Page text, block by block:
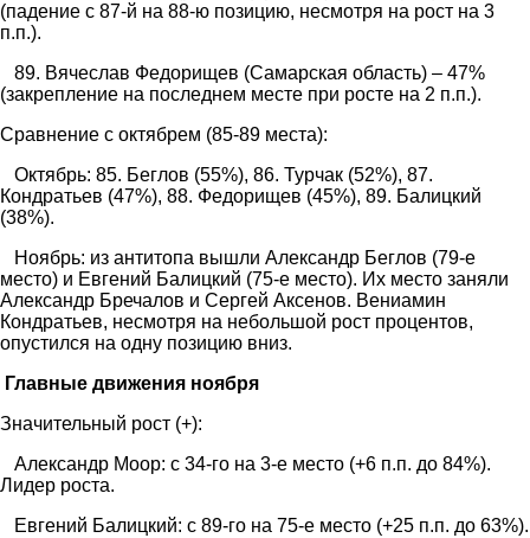
(падение с 87-й на 88-ю позицию, несмотря на рост на 3
п.п.).
89. Вячеслав Федорищев (Самарская область) – 47%
(закрепление на последнем месте при росте на 2 п.п.).
Сравнение с октябрем (85-89 места):
Октябрь: 85. Беглов (55%), 86. Турчак (52%), 87.
Кондратьев (47%), 88. Федорищев (45%), 89. Балицкий
(38%).
Ноябрь: из антитопа вышли Александр Беглов (79-е
место) и Евгений Балицкий (75-е место). Их место заняли
Александр Бречалов и Сергей Аксенов. Вениамин
Кондратьев, несмотря на небольшой рост процентов,
опустился на одну позицию вниз.
Главные движения ноября
Значительный рост (+):
Александр Моор: с 34-го на 3-е место (+6 п.п. до 84%).
Лидер роста.
Евгений Балицкий: с 89-го на 75-е место (+25 п.п. до 63%).